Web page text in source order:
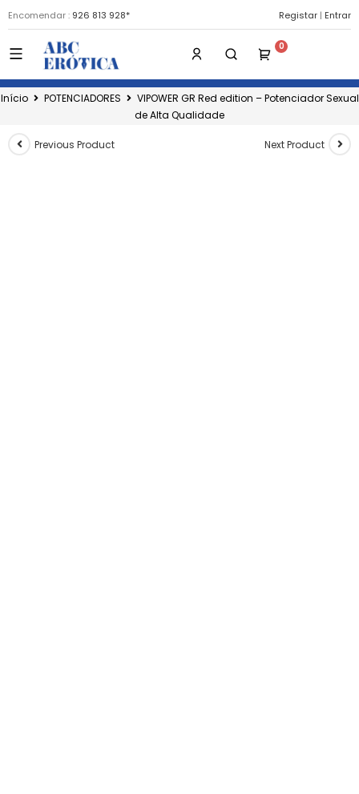
Encomendar : 926 813 928* Registar | Entrar
Início POTENCIADORES
VIPOWER GR Red edition – Potenciador Sexual
de Alta Qualidade
Previous Product Next Product